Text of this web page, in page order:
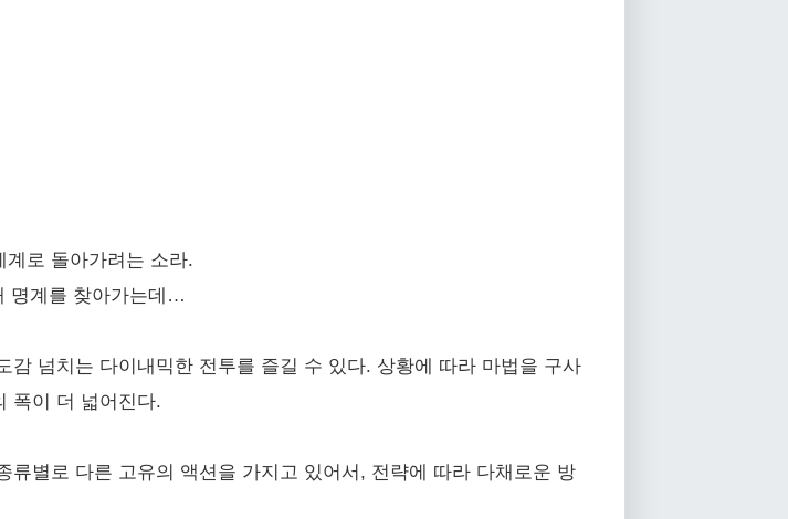
로 돌아가려는 소라.
명계를 찾아가는데…
넘치는 다이내믹한 전투를 즐길 수 있다. 상황에 따라 마법을 구사
폭이 더 넓어진다.
별로 다른 고유의 액션을 가지고 있어서, 전략에 따라 다채로운 방